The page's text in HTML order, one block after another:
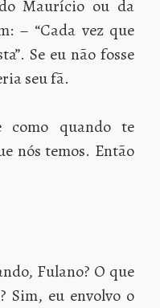
Maurício ou da
– “Cada vez que
Se eu não fosse
seu fã.
como quando te
nós temos. Então
Fulano? O que
Sim, eu envolvo o